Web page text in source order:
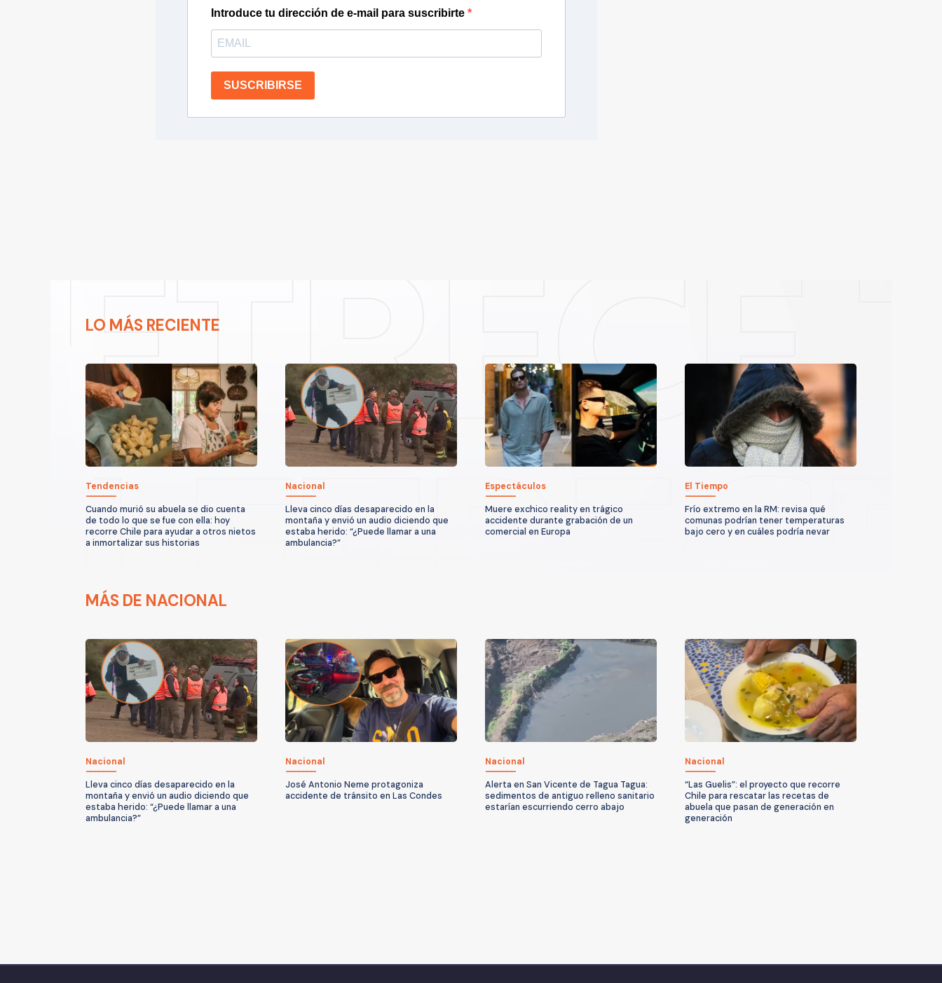
Introduce tu dirección de e-mail para suscribirte
SUSCRIBIRSE
LO MÁS RECIENTE
Tendencias
Cuando murió su abuela se dio cuenta
de todo lo que se fue con ella: hoy
recorre Chile para ayudar a otros nietos
a inmortalizar sus historias
Nacional
Lleva cinco días desaparecido en la
montaña y envió un audio diciendo que
estaba herido: “¿Puede llamar a una
ambulancia?”
Espectáculos
Muere exchico reality en trágico
accidente durante grabación de un
comercial en Europa
El Tiempo
Frío extremo en la RM: revisa qué
comunas podrían tener temperaturas
bajo cero y en cuáles podría nevar
MÁS DE NACIONAL
Nacional
Lleva cinco días desaparecido en la
montaña y envió un audio diciendo que
estaba herido: “¿Puede llamar a una
ambulancia?”
Nacional
José Antonio Neme protagoniza
accidente de tránsito en Las Condes
Nacional
Alerta en San Vicente de Tagua Tagua:
sedimentos de antiguo relleno sanitario
estarían escurriendo cerro abajo
Nacional
“Las Guelis”: el proyecto que recorre
Chile para rescatar las recetas de
abuela que pasan de generación en
generación